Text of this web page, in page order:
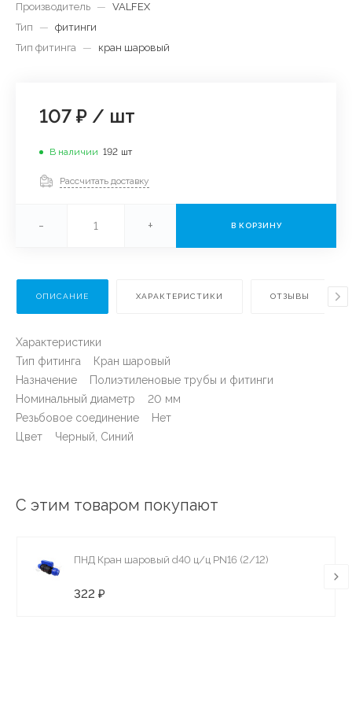
Производитель — VALFEX
Тип
— фитинги
Тип фитинга — кран шаровый
107 ₽ / шт
В наличии 192 шт
Рассчитать доставку
- + В КОРЗИНУ
ОПИСАНИЕ ХАРАКТЕРИСТИКИ ОТЗЫВЫ
Характеристики
Тип фитинга Кран шаровый
Назначение Полиэтиленовые трубы и фитинги
Номинальный диаметр 20 мм
Резьбовое соединение Нет
Цвет Черный, Синий
С этим товаром покупают
ПНД Кран шаровый d40 ц/ц PN16 (2/12)
322 ₽